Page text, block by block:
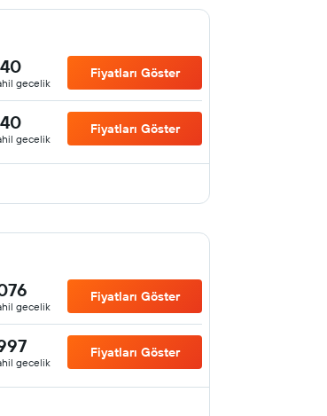
gecelik
Fiyatları Göster
gecelik
Fiyatları Göster
gecelik
Fiyatları Göster
gecelik
Fiyatları Göster